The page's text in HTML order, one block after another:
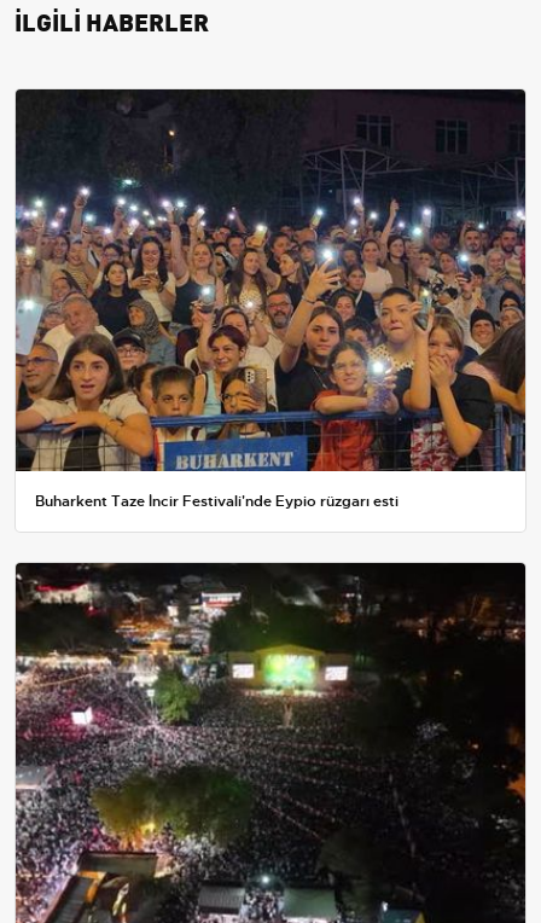
İLGİLİ HABERLER
Buharkent Taze İncir Festivali'nde Eypio rüzgarı esti